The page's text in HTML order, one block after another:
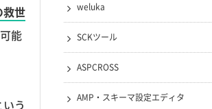
救世
能
いう
weluka
SCKツール
ASPCROSS
AMP・スキーマ設定エディタ